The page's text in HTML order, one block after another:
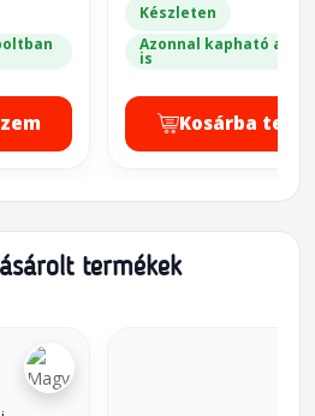
Készleten
Azonnal kapható a
is
Kosárba
termékek